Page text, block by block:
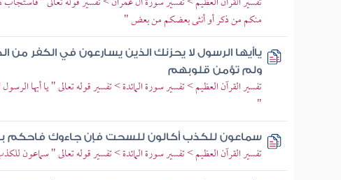
منكم من ذكر أو أنثى بعضكم من بعض "
ياأيها الرسول لا يحزنك الذين يسارعون في الكفر من
ولم تؤمن قلوبهم
تفسير القرآن العظيم > تفسير سورة المائدة > تفسير قوله تعالى " يا أيها
"
سماعون للكذب أكالون للسحت فإن جاءوك فاحكم
تفسير القرآن العظيم > تفسير سورة المائدة > تفسير قوله تعالى " سماعون